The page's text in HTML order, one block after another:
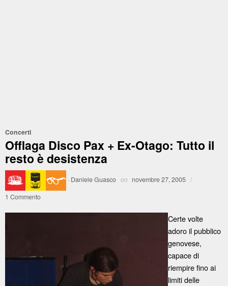
Concerti
Offlaga Disco Pax + Ex-Otago: Tutto il
resto è desistenza
· Daniele Guasco on novembre 27, 2005 /
1 Commento
Certe volte
adoro il pubblico
genovese,
capace di
riempire fino ai
limiti delle